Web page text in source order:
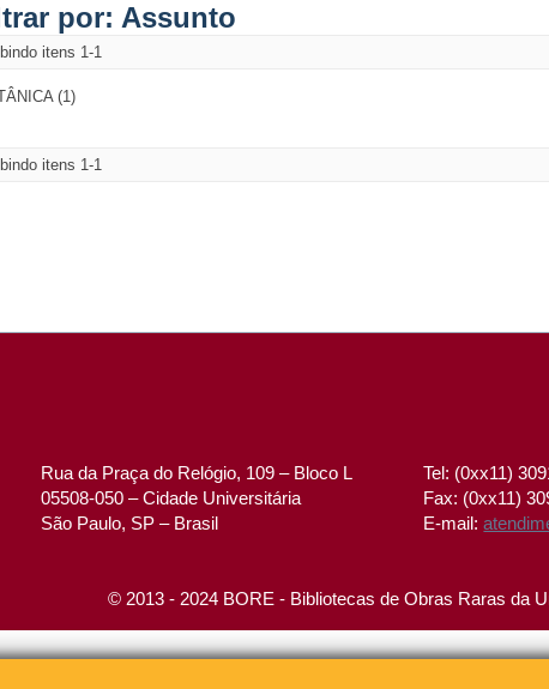
por: Assunto
itens 1-1
(1)
itens 1-1
Rua da Praça do Relógio, 109 – Bloco L
05508-050 – Cidade Universitária
São Paulo, SP – Brasil
Tel: (0xx11)
Fax: (0xx11)
E-mail:
© 2013 - 2024 BORE - Bibliotecas de Obras Raras da